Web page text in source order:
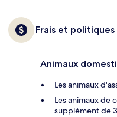
Frais et politiques
Animaux
Les animaux
Les animaux de
supplément de